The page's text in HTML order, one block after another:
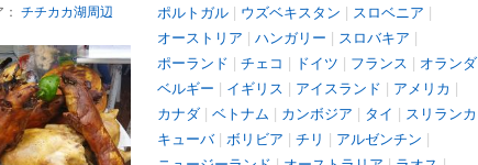
チチカカ湖周辺
ポルトガル | ウズベキスタン | スロベニア |
オーストリア | ハンガリー | スロバキア |
ポーランド | チェコ | ドイツ | フランス | オランダ
ベルギー | イギリス | アイスランド | アメリカ |
カナダ | ベトナム | カンボジア | タイ | スリランカ
キューバ| ボリビア | チリ | アルゼンチン |